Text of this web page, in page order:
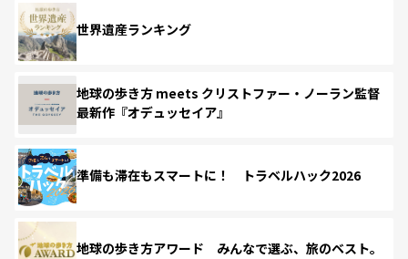
世界遺産ランキング
地球の歩き方 meets クリストファー・ノーラン監督
最新作『オデュッセイア』
準備も滞在もスマートに！ トラベルハック2026
地球の歩き方アワード みんなで選ぶ、旅のベスト。